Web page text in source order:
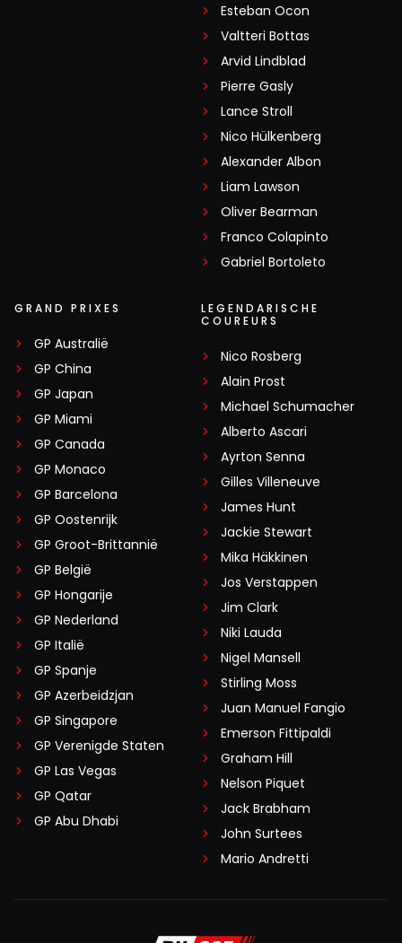
Esteban Ocon
Valtteri Bottas
Arvid Lindblad
Pierre Gasly
Lance Stroll
Nico Hülkenberg
Alexander Albon
Liam Lawson
Oliver Bearman
Franco Colapinto
Gabriel Bortoleto
GRAND PRIXES
GP Australië
GP China
GP Japan
GP Miami
GP Canada
GP Monaco
GP Barcelona
GP Oostenrijk
GP Groot-Brittannië
GP België
GP Hongarije
GP Nederland
GP Italië
GP Spanje
GP Azerbeidzjan
GP Singapore
GP Verenigde Staten
GP Las Vegas
GP Qatar
GP Abu Dhabi
LEGENDARISCHE
COUREURS
Nico Rosberg
Alain Prost
Michael Schumacher
Alberto Ascari
Ayrton Senna
Gilles Villeneuve
James Hunt
Jackie Stewart
Mika Häkkinen
Jos Verstappen
Jim Clark
Niki Lauda
Nigel Mansell
Stirling Moss
Juan Manuel Fangio
Emerson Fittipaldi
Graham Hill
Nelson Piquet
Jack Brabham
John Surtees
Mario Andretti